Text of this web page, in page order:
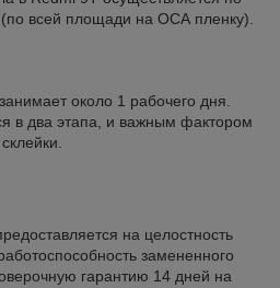
(по всей площади на ОСА пленку).
около 1 рабочего дня.
в два этапа, и важным фактором
на целостность
замененного
гарантию 14 дней на